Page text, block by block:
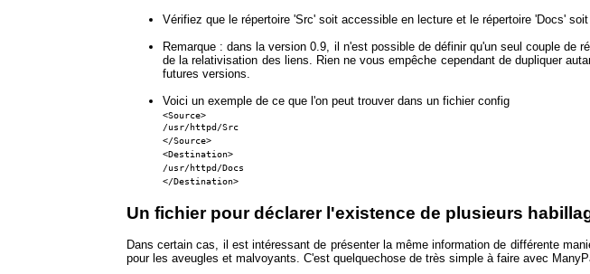
Vérifiez que le répertoire 'Src' soit accessible en lecture et le répertoire 'Docs'
Remarque : dans la version 0.9, il n'est possible de définir qu'un seul couple de
de la relativisation des liens. Rien ne vous empêche cependant de dupliquer
futures versions.
Voici un exemple de ce que l'on peut trouver dans un fichier config
<Source>
/usr/httpd/Src
</Source>
<Destination>
/usr/httpd/Docs
</Destination>
Un fichier pour déclarer l'existence de plusieurs
Dans certain cas, il est intéressant de présenter la même information de différente
pour les aveugles et malvoyants. C'est quelquechose de très simple à faire avec